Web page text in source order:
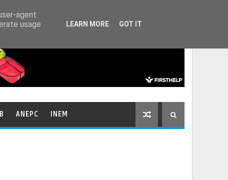
ANEPC INEM
agent
usage
LEARN MORE GOT IT